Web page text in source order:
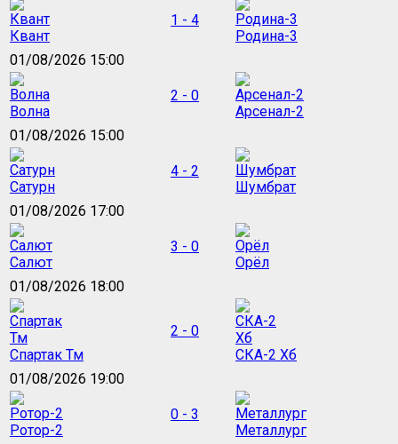
Квант
1 - 4
Родина-3
01/08/2026 15:00
Волна
2 - 0
Арсенал-2
01/08/2026 15:00
Сатурн
4 - 2
Шумбрат
01/08/2026 17:00
Салют
3 - 0
Орёл
01/08/2026 18:00
Спартак Тм
2 - 0
СКА-2 Хб
01/08/2026 19:00
Ротор-2
0 - 3
Металлург